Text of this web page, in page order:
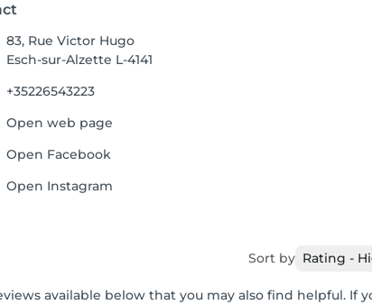
83, Rue Victor Hugo
Esch-sur-Alzette L-4141
+35226543223
Open web page
Open Facebook
Open Instagram
Sort by Rating -
available below that you may also find helpful. If